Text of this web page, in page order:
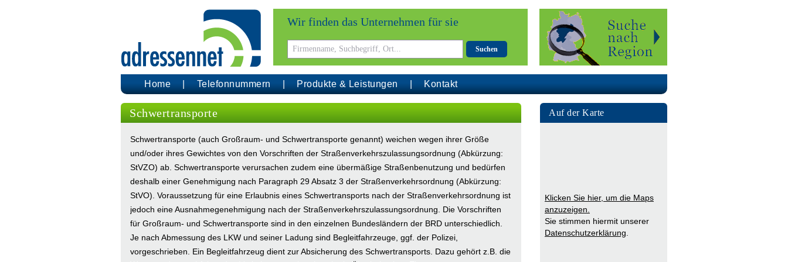
Wir finden das Unternehmen für sie
Suchen
Home Telefonnummern Produkte & Leistungen Kontakt
Schwertransporte
Schwertransporte (auch Großraum- und Schwertransporte genannt) weichen wegen ihrer Größe
und/oder ihres Gewichtes von den Vorschriften der Straßenverkehrszulassungsordnung (Abkürzung:
StVZO) ab. Schwertransporte verursachen zudem eine übermäßige Straßenbenutzung und bedürfen
deshalb einer Genehmigung nach Paragraph 29 Absatz 3 der Straßenverkehrsordnung (Abkürzung:
StVO). Voraussetzung für eine Erlaubnis eines Schwertransports nach der Straßenverkehrsordnung ist
jedoch eine Ausnahmegenehmigung nach der Straßenverkehrszulassungsordnung. Die Vorschriften
für Großraum- und Schwertransporte sind in den einzelnen Bundesländern der BRD unterschiedlich.
Je nach Abmessung des LKW und seiner Ladung sind Begleitfahrzeuge, ggf. der Polizei,
vorgeschrieben. Ein Begleitfahrzeug dient zur Absicherung des Schwertransports. Dazu gehört z.B. die
Auf der Karte
Klicken Sie hier, um die Maps
anzuzeigen.
Sie stimmen hiermit unserer
Datenschutzerklärung